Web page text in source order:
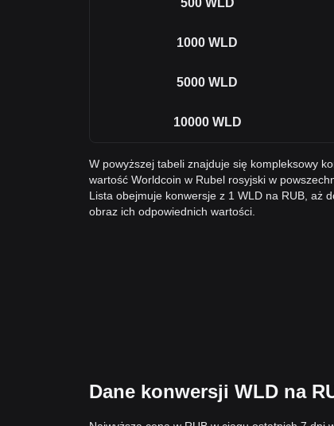
500 WLD
1000 WLD
5000 WLD
10000 WLD
W powyższej tabeli znajduje się kompleksowy
wartość Worldcoin w Rubel rosyjski w
Lista obejmuje konwersje z 1 WLD na RUB, aż
obraz ich odpowiednich wartości.
Dane konwersji WLD na